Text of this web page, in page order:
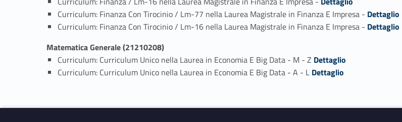
Curriculum: Finanza Con Tirocinio / Lm-77 nella Laurea Magistrale in Finanza E Impresa - Link identifier #identifier_person_25537-10
Dettaglio
Curriculum: Finanza Con Tirocinio / Lm-16 nella Laurea Magistrale in Finanza E Impresa - Link identifier #identifier_person_64511-11
Dettaglio
Matematica Generale (21210208)
Curriculum: Curriculum Unico nella Laurea in Economia E Big Data - M - Z Link identifier #identifier_person_4357-1
Dettaglio
Curriculum: Curriculum Unico nella Laurea in Economia E Big Data - A - L Link identifier #identifier_person_21155-2
Dettaglio